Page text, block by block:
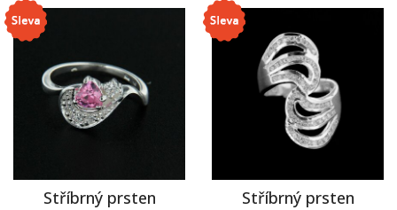
Stříbrný prsten Stříbrný prsten